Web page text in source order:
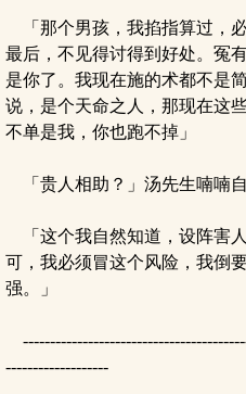
「那个男孩，我掐指算过，
最后，不见得讨得到好处。冤
是你了。我现在施的术都不是
说，是个天命之人，那现在这
不单是我，你也跑不掉」
「贵人相助？」汤先生喃喃自
「这个我自然知道，设阵害
可，我必须冒这个风险，我倒
强。」
-------------------